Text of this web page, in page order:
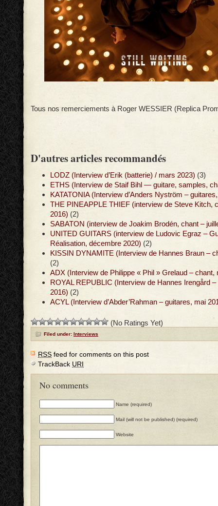
Tous nos remerciements à Roger WESSIER (Replica
D'autres articles recommandés
LODZ (Interview d’Erik (batterie) / mars 2023) (3)
ETHS (Interview de Staif Bihl — guitare, samples,
KATATONIA (Interview d’Anders Nyström –
THE PINEAPPLE THIEF (interview de Steve Kitch,
2016) (2)
SABATON (interview de Joakim Brodén, chant –
UNITED GUITARS (interview de Ludovic Egraz –
Réalisation, décembre 2020) (2)
KISSIN DYNAMITE (Interview de Hannes Braun –
(2)
ADX (Interview de Philippe « Phil » Grelaud – chant,
ROYAL REPUBLIC (Interview de Hannes Irengård
2016) (2)
ACYL (Interview d’Abder’Rahman – guitares, mai
(No Ratings Yet)
Filed under: Interviews
RSS feed for comments on this post
TrackBack URI
No comments
Name (required)
Mail (will not be published) (required)
Website